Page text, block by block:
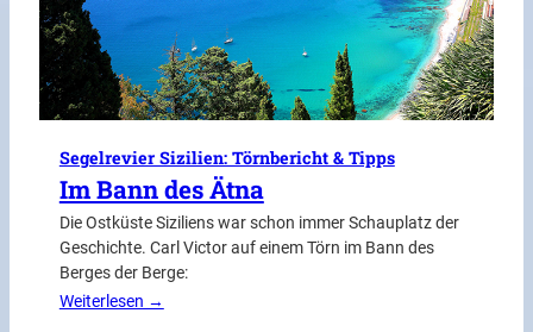
Segelrevier Sizilien: Törnbericht & Tipps
Im Bann des Ätna
Die Ostküste Siziliens war schon immer Schauplatz der
Geschichte. Carl Victor auf einem Törn im Bann des
Berges der Berge:
Weiterlesen →